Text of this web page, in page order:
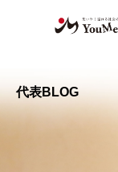
代表BLOG